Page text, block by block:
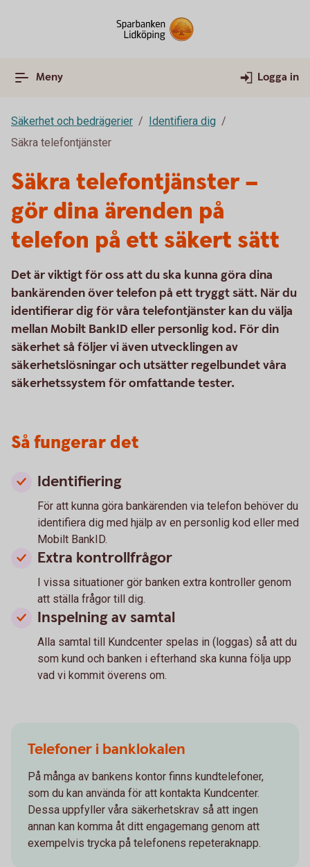
Meny Logga in
Säkerhet och bedrägerier
Identifiera dig
Säkra telefontjänster
Säkra telefontjänster –
gör dina ärenden på
telefon på ett säkert sätt
Det är viktigt för oss att du ska kunna göra dina
bankärenden över telefon på ett tryggt sätt. När du
identifierar dig för våra telefontjänster kan du välja
mellan Mobilt BankID eller personlig kod. För din
säkerhet så följer vi även utvecklingen av
säkerhetslösningar och utsätter regelbundet våra
säkerhetssystem för omfattande tester.
Så fungerar det
Identifiering
För att kunna göra bankärenden via telefon behöver du
identifiera dig med hjälp av en personlig kod eller med
Mobilt BankID.
Extra kontrollfrågor
I vissa situationer gör banken extra kontroller genom
att ställa frågor till dig.
Inspelning av samtal
Alla samtal till Kundcenter spelas in (loggas) så att du
som kund och banken i efterhand ska kunna följa upp
vad vi kommit överens om.
Telefoner i banklokalen
På många av bankens kontor finns kundtelefoner,
som du kan använda för att kontakta Kundcenter.
Dessa uppfyller våra säkerhetskrav så att ingen
annan kan komma åt ditt engagemang genom att
exempelvis trycka på telefonens repeteraknapp.